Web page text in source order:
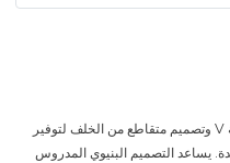
تم تصميم حمالة الصدر الرياضية Unified برقبة V وتصميم متقاطع من الخلف لتوفير
يساعد التصميم البنيوي المدروس